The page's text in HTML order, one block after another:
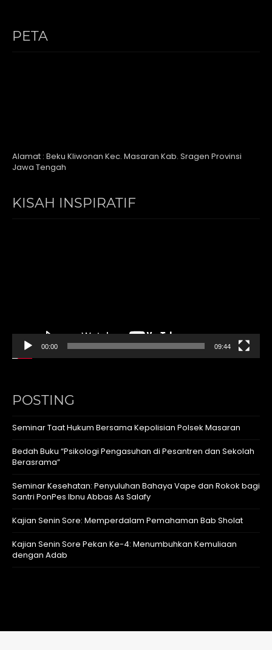
PETA
Alamat : Beku Kliwonan Kec. Masaran Kab. Sragen Provinsi
Jawa Tengah
KISAH INSPIRATIF
00:00 09:44
POSTING
Seminar Taat Hukum Bersama Kepolisian Polsek Masaran
Bedah Buku “Psikologi Pengasuhan di Pesantren dan Sekolah
Berasrama”
Seminar Kesehatan: Penyuluhan Bahaya Vape dan Rokok bagi
Santri PonPes Ibnu Abbas As Salafy
Kajian Senin Sore: Memperdalam Pemahaman Bab Sholat
Kajian Senin Sore Pekan Ke-4: Menumbuhkan Kemuliaan
dengan Adab